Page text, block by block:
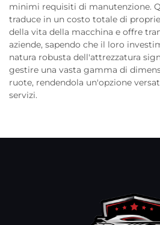
minimi requisiti di manutenzione.
traduce in un costo totale di
della vita della macchina e offre
aziende, sapendo che il loro
natura robusta dell'attrezzatura
gestire una vasta gamma di
ruote, rendendola un'opzione
servizi.